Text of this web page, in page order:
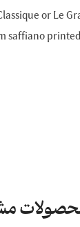
or Le